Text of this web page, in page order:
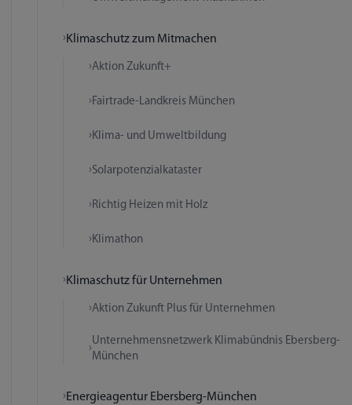
Klimaschutz zum Mitmachen
Aktion Zukunft+
Fairtrade-Landkreis München
Klima- und Umweltbildung
Solarpotenzialkataster
Richtig Heizen mit Holz
Klimathon
Klimaschutz für Unternehmen
Aktion Zukunft Plus für Unternehmen
Unternehmensnetzwerk Klimabündnis Ebersberg-
München
Energieagentur Ebersberg-München